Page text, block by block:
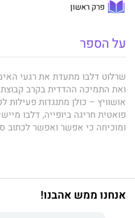
פרק ראשון
על הספר
שרלוט דלבו מתעדת את רגעי
ואת התמיכה ההדדית בקרב
אושוויץ – כולן מתנגדות
פואטית חריגה ביופייה, דלבו
ומוכיחה כי אפשר ואפשר לכתוב
אחר קורותיהן של חברותיה
אף אחד מאיתנו לא יחזור
אנחנו ממש אהבנו!